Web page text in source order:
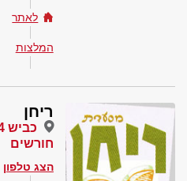
לאתר
המלצות
ריחן
חורשים
הצג טלפון